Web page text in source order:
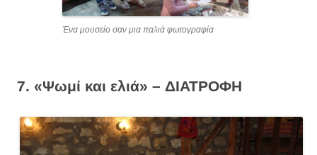
Ένα μουσείο σαν μια παλιά φωτογραφία
7. «Ψωμί και ελιά» – ΔΙΑΤΡΟΦΗ